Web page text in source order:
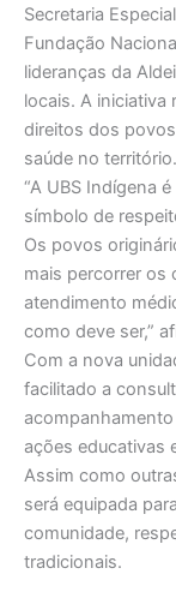
Secretaria
Fundação
lideranças da
locais. A iniciativa
direitos dos
saúde no território.
“A UBS Indígena
símbolo de
Os povos
mais percorrer os
atendimento
como deve ser,”
Com a nova
facilitado a
ações educativas
Assim como
será equipada
comunidade,
tradicionais.